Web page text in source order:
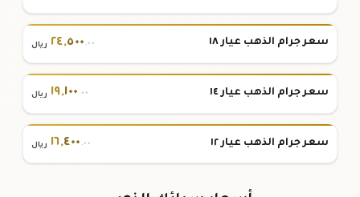
سعر جرام الذهب عيار ١٨ ٢٤,٥٠٠ .٠٠ ريال
سعر جرام الذهب عيار ١٤ ١٩,١٠٠ .٠٠ ريال
سعر جرام الذهب عيار ١٢ ١٦,٤٠٠ .٠٠ ريال